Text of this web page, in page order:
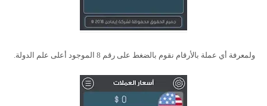
ولمعرفة أي عملة بالأرقام نقوم بالضغط على رقم 8 الموجود أعلى علم الدولة.